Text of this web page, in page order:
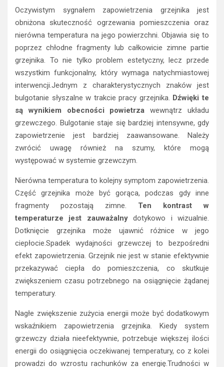
Oczywistym sygnałem zapowietrzenia grzejnika jest
obniżona skuteczność ogrzewania pomieszczenia oraz
nierówna temperatura na jego powierzchni. Objawia się to
poprzez chłodne fragmenty lub całkowicie zimne partie
grzejnika. To nie tylko problem estetyczny, lecz przede
wszystkim funkcjonalny, który wymaga natychmiastowej
interwencji.Jednym z charakterystycznych znaków jest
bulgotanie słyszalne w trakcie pracy grzejnika. Dźwięki te
są wynikiem obecności powietrza wewnątrz układu
grzewczego. Bulgotanie staje się bardziej intensywne, gdy
zapowietrzenie jest bardziej zaawansowane. Należy
zwrócić uwagę również na szumy, które mogą
występować w systemie grzewczym.
Nierówna temperatura to kolejny symptom zapowietrzenia.
Część grzejnika może być gorąca, podczas gdy inne
fragmenty pozostają zimne. Ten kontrast w
temperaturze jest zauważalnydotykowo i wizualnie.
Dotknięcie grzejnika może ujawnić różnice w jego
ciepłocie.Spadek wydajności grzewczej to bezpośredni
efekt zapowietrzenia. Grzejnik nie jest w stanie efektywnie
przekazywać ciepła do pomieszczenia, co skutkuje
zwiększeniem czasu potrzebnego na osiągnięcie żądanej
temperatury.
Nagłe zwiększenie zużycia energii może być dodatkowym
wskaźnikiem zapowietrzenia grzejnika. Kiedy system
grzewczy działa nieefektywnie, potrzebuje większej ilości
energii do osiągnięcia oczekiwanej temperatury, co z kolei
prowadzi do wzrostu rachunków za energię.Trudności w